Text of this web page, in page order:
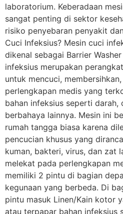
laboratorium. Keberadaan
sangat penting di sektor
risiko penyebaran penyakit
Cuci Infeksius? Mesin cuci
dikenal sebagai Barrier
infeksius merupakan
untuk mencuci,
perlengkapan medis yang
bahan infeksius seperti
berbahaya lainnya. Mesin ini
rumah tangga biasa karena
pencucian khusus yang
kuman, bakteri, virus, dan zat
melekat pada perlengkapan
memiliki 2 pintu di bagian
kegunaan yang berbeda. Di
pintu masuk Linen/Kain kotor
atau terpapar bahan infeksius